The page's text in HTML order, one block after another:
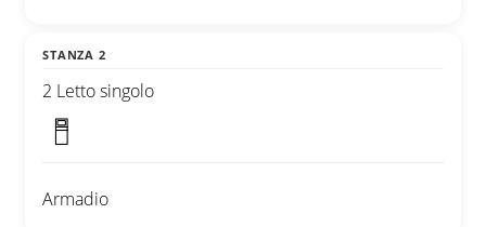
STANZA 2
2 Letto singolo
Armadio